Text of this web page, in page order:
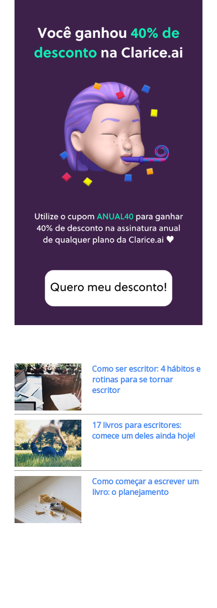
Como ser escritor: 4 hábitos e
rotinas para se tornar
escritor
17 livros para escritores:
comece um deles ainda hoje!
Como começar a escrever um
livro: o planejamento